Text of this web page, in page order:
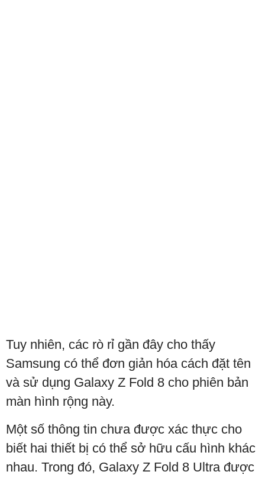
Tuy nhiên, các rò rỉ gần đây cho thấy
Samsung có thể đơn giản hóa cách đặt tên
và sử dụng Galaxy Z Fold 8 cho phiên bản
màn hình rộng này.
Một số thông tin chưa được xác thực cho
biết hai thiết bị có thể sở hữu cấu hình khác
nhau. Trong đó, Galaxy Z Fold 8 Ultra được